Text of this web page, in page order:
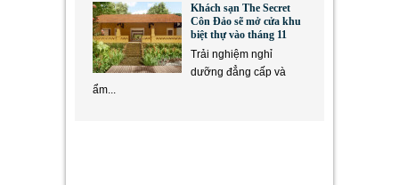
Khách sạn The Secret
Côn Đảo sẽ mở cửa khu
biệt thự vào tháng 11
Trải nghiệm nghỉ
dưỡng đẳng cấp và
ẩm...